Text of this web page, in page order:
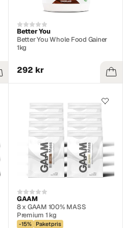
Better You
Better You Whole Food Gainer
1kg
292 kr
GAAM
8 x GAAM 100% MASS
Premium 1 kg
-15% Paketpris